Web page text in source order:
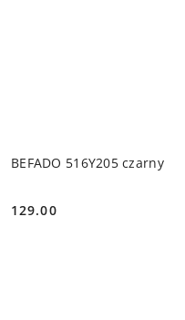
BEFADO 516Y205 czarny
Cena:
129.00